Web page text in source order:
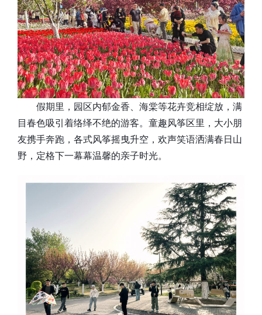
假期里，园区内郁金香、海棠等花卉竞相绽放，满
目春色吸引着络绎不绝的游客。童趣风筝区里，大小朋
友携手奔跑，各式风筝摇曳升空，欢声笑语洒满春日山
野，定格下一幕幕温馨的亲子时光。